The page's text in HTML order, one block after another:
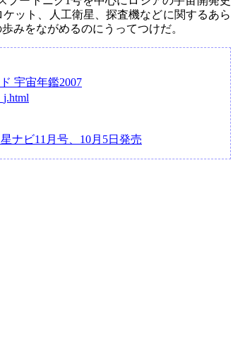
ット、人工衛星、探査機などに関するあら
みをながめるのにうってつけだ。
宇宙年鑑2007
ナビ11月号、10月5日発売